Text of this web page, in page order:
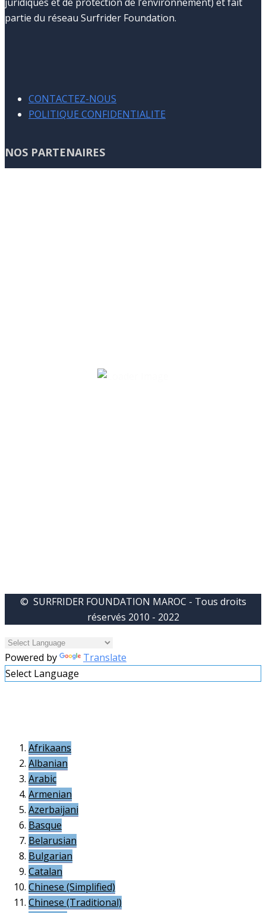
partie du réseau Surfrider Foundation.
CONTACTEZ-NOUS
POLITIQUE CONFIDENTIALITE
NOS PARTENAIRES
© SURFRIDER FOUNDATION MAROC - Tous droits
réservés 2010 - 2022
Powered by
Translate
Select Language
Afrikaans
Albanian
Arabic
Armenian
Azerbaijani
Basque
Belarusian
Bulgarian
Catalan
Chinese (Simplified)
Chinese (Traditional)